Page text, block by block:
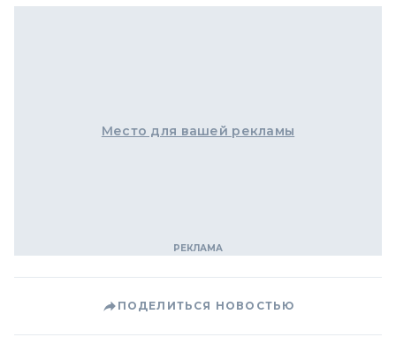
Место для вашей рекламы
ПОДЕЛИТЬСЯ НОВОСТЬЮ